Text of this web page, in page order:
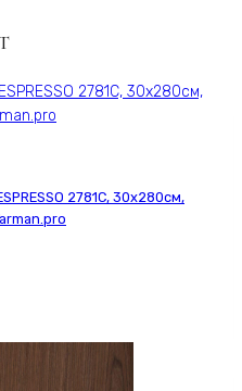
2781С, 30х280см,